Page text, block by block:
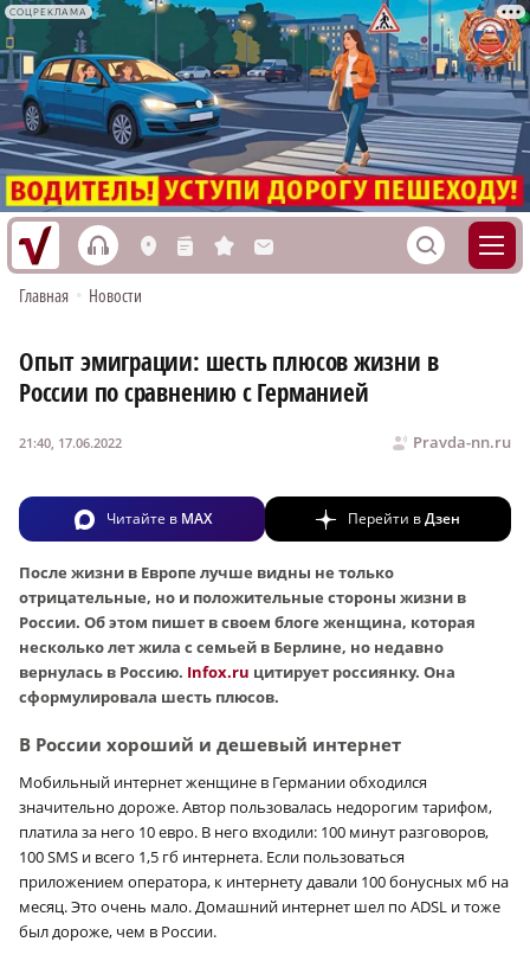
СОЦРЕКЛАМА
h L n s M S
Главная • Новости
Опыт эмиграции: шесть плюсов жизни в
России по сравнению с Германией
Pravda-nn.ru
21:40, 17.06.2022
Читайте в MAX Перейти вДзен
После жизни в Европе лучше видны не только
отрицательные, но и положительные стороны жизни в
России. Об этом пишет в своем блоге женщина, которая
несколько лет жила с семьей в Берлине, но недавно
вернулась в Россию. Infox.ru цитирует россиянку. Она
сформулировала шесть плюсов.
В России хороший и дешевый интернет
Мобильный интернет женщине в Германии обходился
значительно дороже. Автор пользовалась недорогим тарифом,
платила за него 10 евро. В него входили: 100 минут разговоров,
100 SMS и всего 1,5 гб интернета. Если пользоваться
приложением оператора, к интернету давали 100 бонусных мб на
месяц. Это очень мало. Домашний интернет шел по ADSL и тоже
был дороже, чем в России.